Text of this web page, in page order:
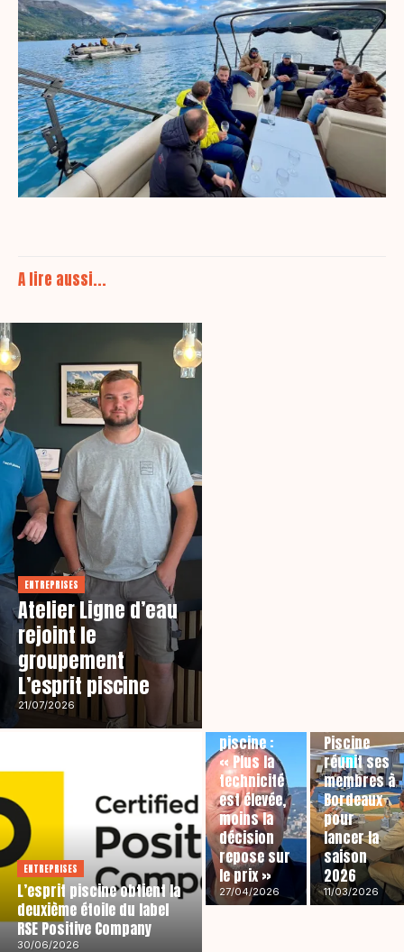
A lire aussi...
ENTREPRISES
Atelier Ligne d’eau
rejoint le
groupement
L’esprit piscine
21/07/2026
ENTREPRISES
L’esprit piscine obtient la
deuxième étoile du label
RSE Positive Company
30/06/2026
piscine :
« Plus la
technicité
est élevée,
moins la
décision
repose sur
le prix »
27/04/2026
Piscine
réunit ses
membres à
Bordeaux
pour
lancer la
saison
2026
11/03/2026